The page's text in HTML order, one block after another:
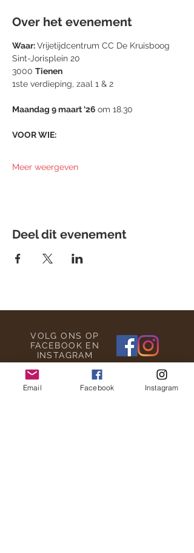
Over het evenement
Waar: Vrijetijdcentrum CC De Kruisboog
Sint-Jorisplein 20
3000 Tienen
1ste verdieping, zaal 1 & 2
Maandag 9 maart ‘26 om 18.30
VOOR WIE:
Meer weergeven
Deel dit evenement
VOLG ONS OP
FACEBOOK EN
INSTAGRAM
Email Facebook Instagram